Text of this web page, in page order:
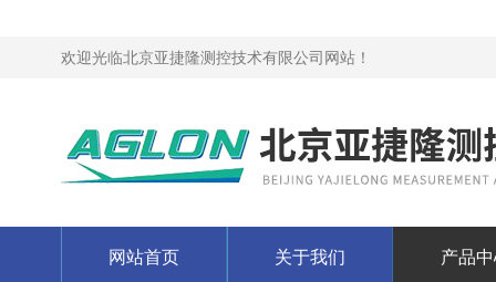
欢迎光临北京亚捷隆测控技术有限公司网站！
网站首页 关于我们 产品